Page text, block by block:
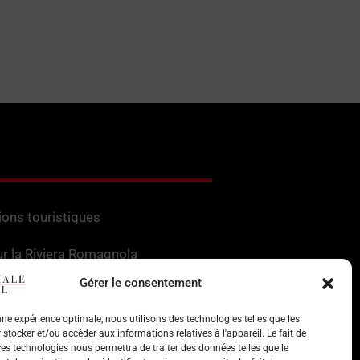
Gérer le consentement
expérience optimale, nous utilisons des technologies telles que les
stocker et/ou accéder aux informations relatives à l'appareil. Le fait de
technologies nous permettra de traiter des données telles que le
se promenant ou en dégustant des
touristiques
la Riviera Romagnola
en Romagne
les services